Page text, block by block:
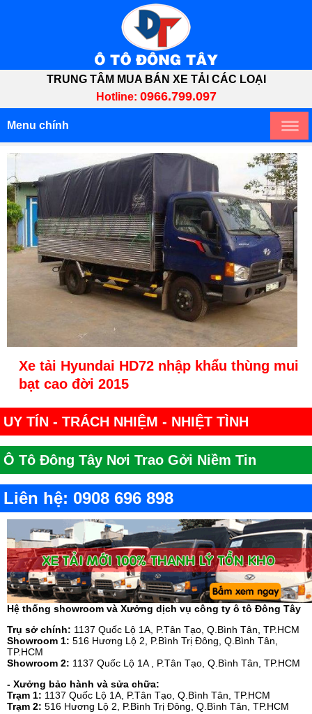
TRUNG TÂM MUA BÁN XE TẢI CÁC LOẠI
Hotline: 0966.799.097
Menu chính
Xe tải Hyundai HD72 nhập khẩu thùng mui
bạt cao đời 2015
UY TÍN - TRÁCH NHIỆM - NHIỆT TÌNH
Ô Tô Đông Tây Nơi Trao Gởi Niềm Tin
Liên hệ: 0908 696 898
Hệ thống showroom và Xưởng dịch vụ công ty ô tô Đông Tây
Trụ sở chính: 1137 Quốc Lộ 1A, P.Tân Tạo, Q.Bình Tân, TP.HCM
Showroom 1: 516 Hương Lộ 2, P.Bình Trị Đông, Q.Bình Tân,
TP.HCM
Showroom 2: 1137 Quốc Lộ 1A , P.Tân Tạo, Q.Bình Tân, TP.HCM
- Xưởng bảo hành và sửa chữa:
Trạm 1: 1137 Quốc Lộ 1A, P.Tân Tạo, Q.Bình Tân, TP.HCM
Trạm 2: 516 Hương Lộ 2, P.Bình Trị Đông, Q.Bình Tân, TP.HCM